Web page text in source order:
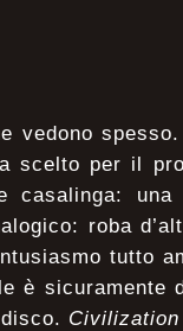
vedono
scelto per il
casalinga: una
roba
tutto
è sicuramente